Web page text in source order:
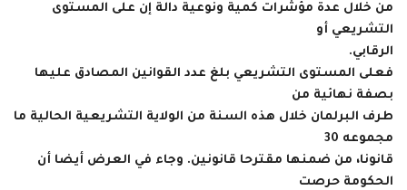
من خلال عدة مؤشرات كمية ونوعية دالة إن على المستوى
التشريعي أو
الرقابي.
فعلى المستوى التشريعي بلغ عدد القوانين المصادق عليها
بصفة نهائية من
طرف البرلمان خلال هذه السنة من الولاية التشريعية الحالية ما
مجموعه 30
قانونا، من ضمنها مقترحا قانونين. وجاء في العرض أيضا أن
الحكومة حرصت